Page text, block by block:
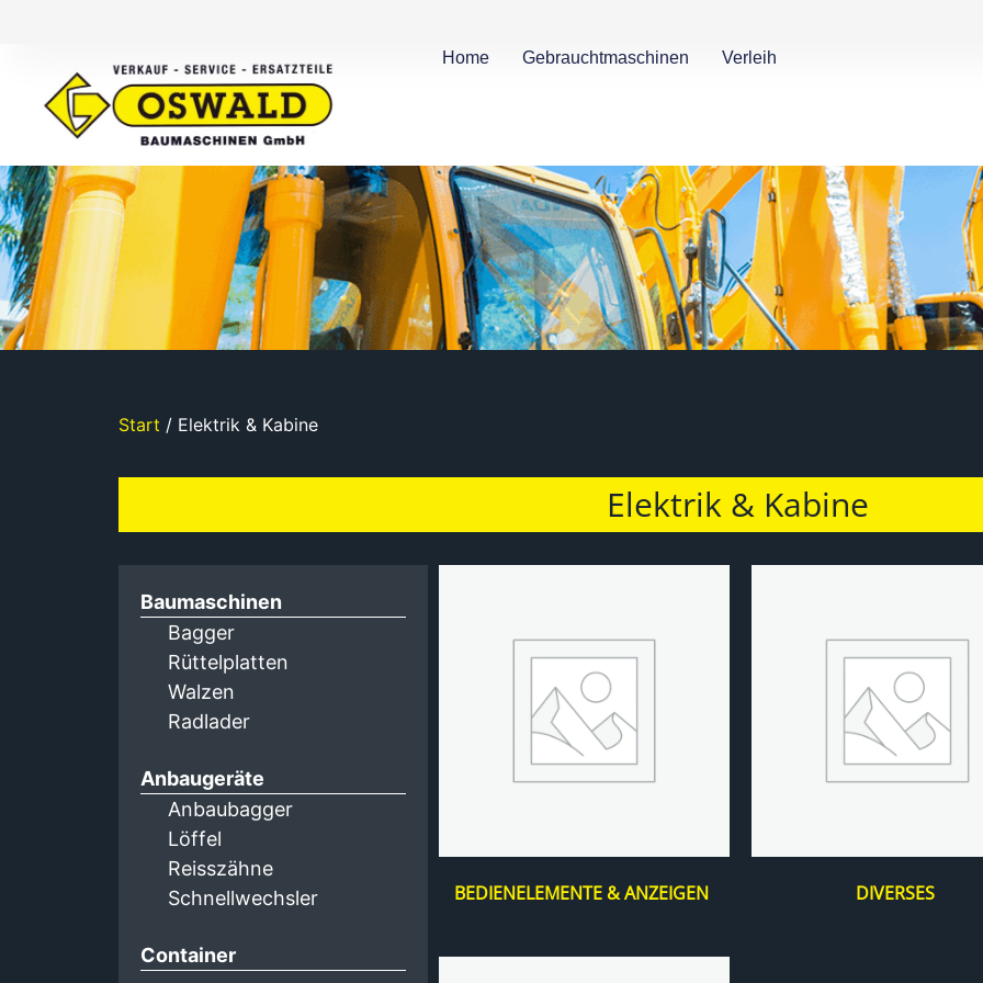
Home Gebrauchtmaschinen Verleih
Start / Elektrik & Kabine
Elektrik & Kabine
Baumaschinen
Bagger
Rüttelplatten
Walzen
Radlader
Anbaugeräte
Anbaubagger
Löffel
Reisszähne
Schnellwechsler
Container
BEDIENELEMENTE & ANZEIGEN DIVERSES